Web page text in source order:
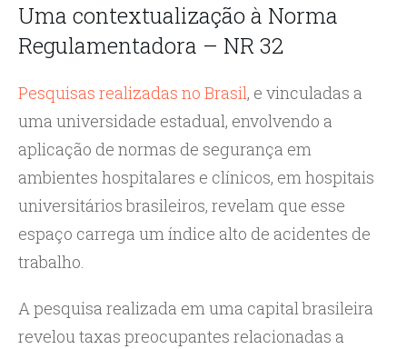
Uma contextualização à Norma
Regulamentadora – NR 32
Pesquisas realizadas no Brasil, e vinculadas a
uma universidade estadual, envolvendo a
aplicação de normas de segurança em
ambientes hospitalares e clínicos, em hospitais
universitários brasileiros, revelam que esse
espaço carrega um índice alto de acidentes de
trabalho.
A pesquisa realizada em uma capital brasileira
revelou taxas preocupantes relacionadas a